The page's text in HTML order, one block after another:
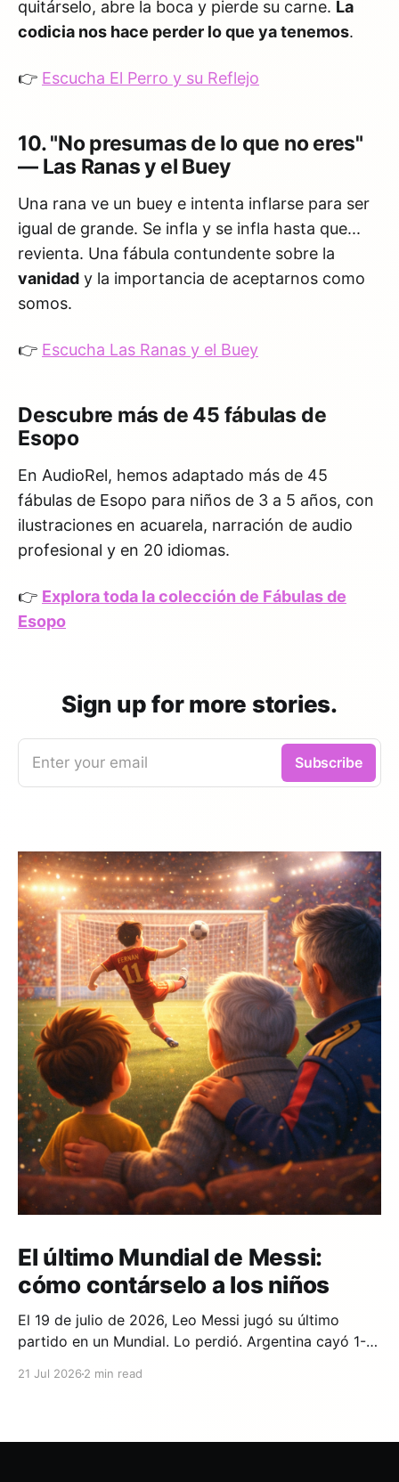
quitárselo, abre la boca y pierde su carne. La
codicia nos hace perder lo que ya tenemos.
👉 Escucha El Perro y su Reflejo
10. "No presumas de lo que no eres"
— Las Ranas y el Buey
Una rana ve un buey e intenta inflarse para ser
igual de grande. Se infla y se infla hasta que...
revienta. Una fábula contundente sobre la
vanidad y la importancia de aceptarnos como
somos.
👉 Escucha Las Ranas y el Buey
Descubre más de 45 fábulas de
Esopo
En AudioRel, hemos adaptado más de 45
fábulas de Esopo para niños de 3 a 5 años, con
ilustraciones en acuarela, narración de audio
profesional y en 20 idiomas.
👉 Explora toda la colección de Fábulas de
Esopo
Sign up for more stories.
Enter your email Subscribe
El último Mundial de Messi:
cómo contárselo a los niños
El 19 de julio de 2026, Leo Messi jugó su último
partido en un Mundial. Lo perdió. Argentina cayó 1-0
21 Jul 2026 2 min read